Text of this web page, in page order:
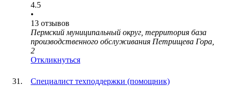
4.5
•
13 отзывов
Пермский муниципальный округ, территория база
производственного обслуживания Петрищева Гора,
2
Откликнуться
Специалист техподдержки (помощник)